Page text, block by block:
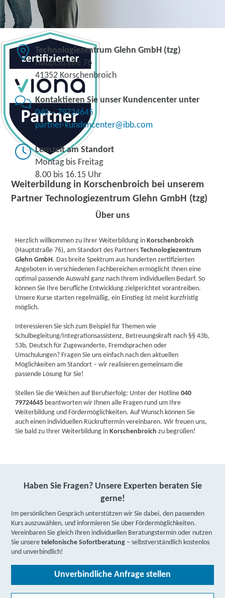
Weiterbildung in Korschenbroich bei unserem
Partner Technologiezentrum Glehn GmbH (tzg)
Technologiezentrum Glehn GmbH (tzg)
Hauptstraße 76
41352 Korschenbroich
Kontaktieren Sie unser Kundencenter unter
040 – 79724645
partner-kundencenter@ibb.com
Lernzeit am Standort
Montag bis Freitag
8.00 bis 16.15 Uhr
Über uns
Herzlich willkommen zu Ihrer Weiterbildung inKorschenbroich
(Hauptstraße 76), am Standort des PartnersTechnologiezentrum
Glehn GmbH. Das breite Spektrum aus hunderten zertifizierten
Angeboten in verschiedenen Fachbereichen ermöglicht Ihnen eine
optimal passende Auswahl ganz nach Ihrem individuellen Bedarf. So
können Sie Ihre berufliche Entwicklung zielgerichtet vorantreiben.
Unsere Kurse starten regelmäßig, ein Einstieg ist meist kurzfristig
möglich.
Interessieren Sie sich zum Beispiel für Themen wie
Schulbegleitung/Integrationsassistenz, Betreuungskraft nach §§ 43b,
53b, Deutsch für Zugewanderte, Fremdsprachen oder
Umschulungen? Fragen Sie uns einfach nach den aktuellen
Möglichkeiten am Standort – wir realisieren gemeinsam die
passende Lösung für Sie!
Stellen Sie die Weichen auf Berufserfolg: Unter der Hotline040
79724645 beantworten wir Ihnen alle Fragen rund um Ihre
Weiterbildung und Fördermöglichkeiten. Auf Wunsch können Sie
auch einen individuellen Rückruftermin vereinbaren. Wir freuen uns,
Sie bald zu Ihrer Weiterbildung inKorschenbroich zu begrüßen!
Haben Sie Fragen? Unsere Experten beraten Sie
gerne!
Im persönlichen Gespräch unterstützen wir Sie dabei, den passenden
Kurs auszuwählen, und informieren Sie über Fördermöglichkeiten.
Vereinbaren Sie gleich Ihren individuellen Beratungstermin oder nutzen
Sie unseretelefonische Sofortberatung – selbstverständlich kostenlos
und unverbindlich!
Unverbindliche Anfrage stellen